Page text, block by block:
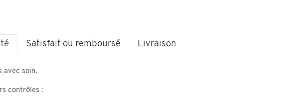
Satisfait ou remboursé Livraison
avec soin.
contrôles :